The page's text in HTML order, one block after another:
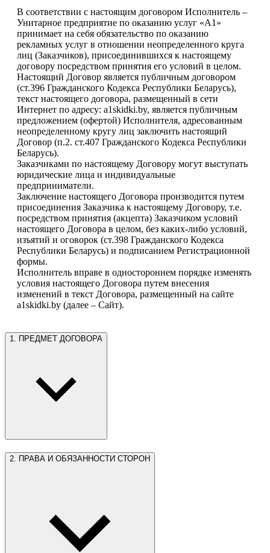
В соответствии с настоящим договором Исполнитель –
Унитарное предприятие по оказанию услуг «А1»
принимает на себя обязательство по оказанию
рекламных услуг в отношении неопределенного круга
лиц (Заказчиков), присоединившихся к настоящему
договору посредством принятия его условий в целом.
Настоящий Договор является публичным договором
(ст.396 Гражданского Кодекса Республики Беларусь),
текст настоящего договора, размещенный в сети
Интернет по адресу: a1skidki.by, является публичным
предложением (офертой) Исполнителя, адресованным
неопределенному кругу лиц заключить настоящий
Договор (п.2. ст.407 Гражданского Кодекса Республики
Беларусь).
Заказчиками по настоящему Договору могут выступать
юридические лица и индивидуальные
предприниматели.
Заключение настоящего Договора производится путем
присоединения Заказчика к настоящему Договору, т.е.
посредством принятия (акцепта) Заказчиком условий
настоящего Договора в целом, без каких-либо условий,
изъятий и оговорок (ст.398 Гражданского Кодекса
Республики Беларусь) и подписанием Регистрационной
формы.
Исполнитель вправе в одностороннем порядке изменять
условия настоящего Договора путем внесения
изменений в текст Договора, размещенный на сайте
1. ПРЕДМЕТ ДОГОВОРА
2. ПРАВА И ОБЯЗАННОСТИ СТОРОН